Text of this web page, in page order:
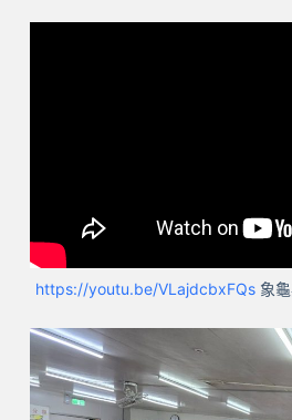
https://youtu.be/VLajdcbxFQs象龜